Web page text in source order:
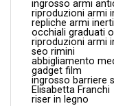
ingrosso armi
riproduzioni armi
repliche armi inerti
occhiali graduati
riproduzioni armi
seo rimini
abbigliamento
gadget film
ingrosso barriere
Elisabetta Franchi
riser in legno